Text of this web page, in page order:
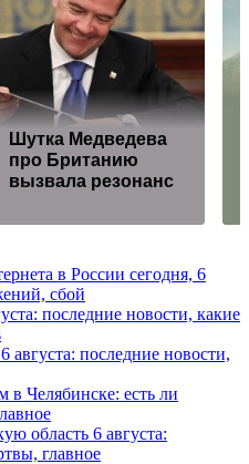
Шутка Медведева
про Британию
вызвала резонанс
в России сегодня, 6
сбой
последние новости, какие
последние новости,
в Челябинске: есть ли
область 6 августа:
главное